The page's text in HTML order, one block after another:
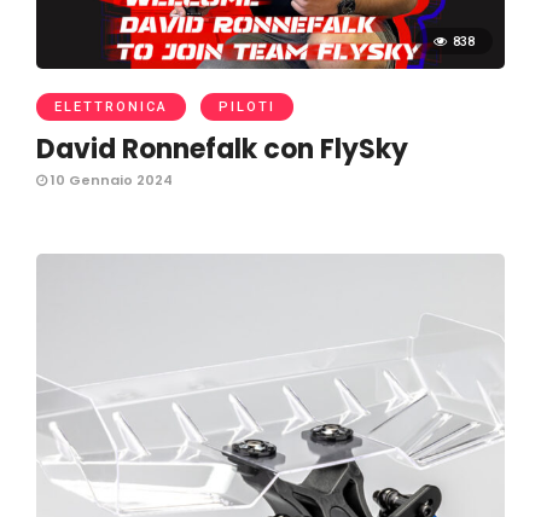
838
ELETTRONICA PILOTI
David Ronnefalk con FlySky
10 Gennaio 2024